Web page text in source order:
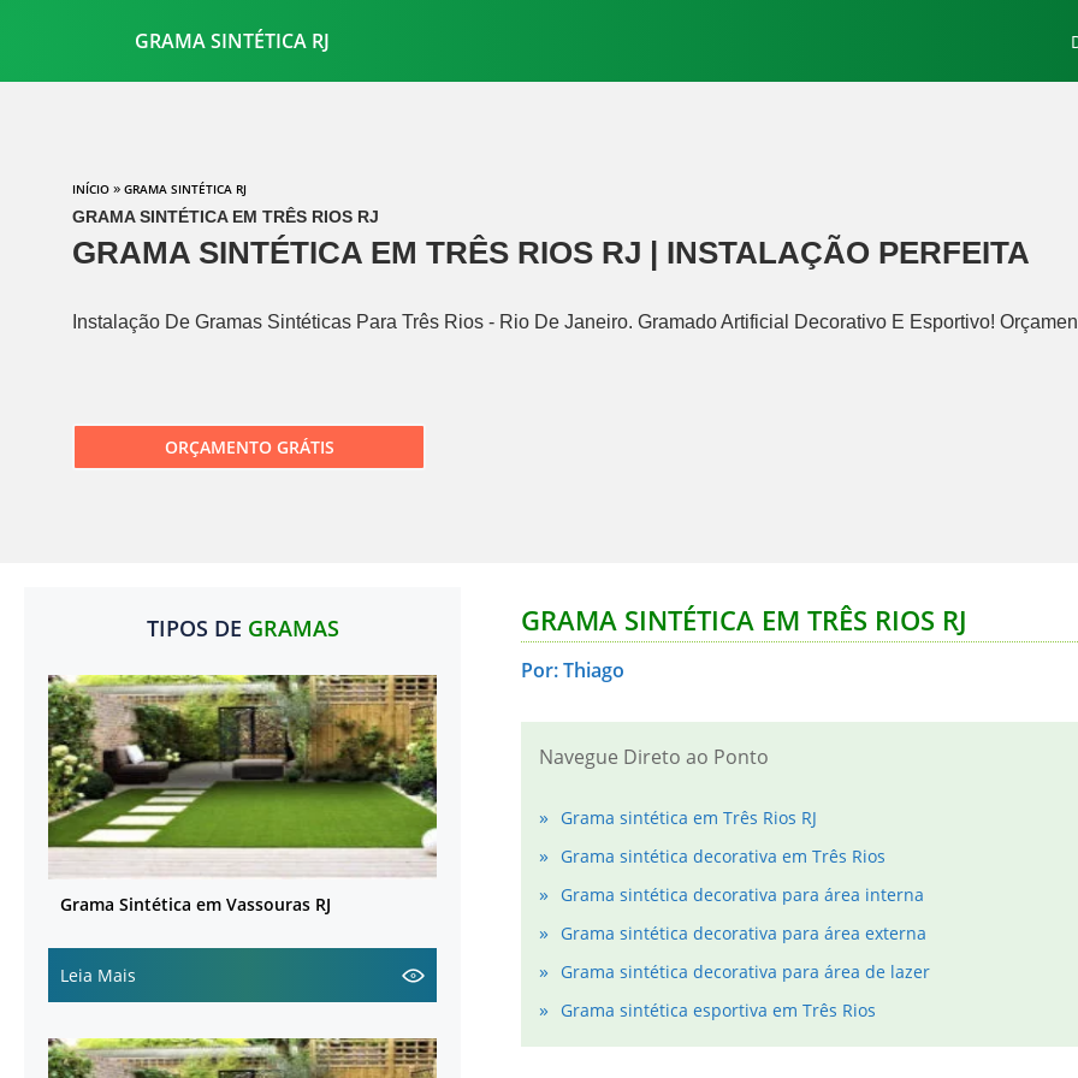
GRAMA SINTÉTICA RJ
INÍCIO » GRAMA SINTÉTICA RJ
GRAMA SINTÉTICA EM TRÊS RIOS RJ
GRAMA SINTÉTICA EM TRÊS RIOS RJ | INSTALAÇÃO PERFEITA
Instalação De Gramas Sintéticas Para Três Rios - Rio De Janeiro. Gramado Artificial Decorativo E Esportivo!
ORÇAMENTO GRÁTIS
GRAMA SINTÉTICA EM TRÊS RIOS RJ
Por: Thiago
Navegue Direto ao Ponto
Grama sintética em Três Rios RJ
Grama sintética decorativa em Três Rios
Grama sintética decorativa para área interna
Grama sintética decorativa para área externa
Grama sintética decorativa para área de lazer
Grama sintética esportiva em Três Rios
TIPOS DE GRAMAS
Grama Sintética em Vassouras RJ
Leia Mais